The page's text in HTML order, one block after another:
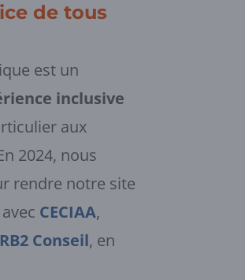
de tous
est un
inclusive
aux
2024, nous
rendre notre site
CECIAA,
RB2 Conseil, en